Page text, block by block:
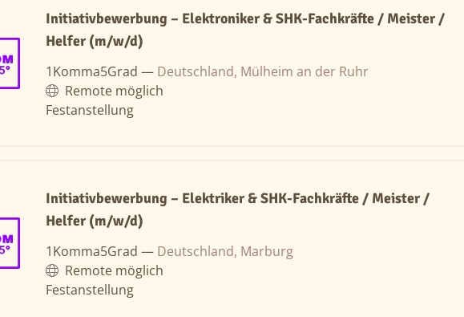
Initiativbewerbung – Elektroniker & SHK-Fachkräfte / Meister /
Helfer (m/w/d)
1Komma5Grad — Deutschland, Mülheim an der Ruhr
Remote möglich
Festanstellung
Initiativbewerbung – Elektriker & SHK-Fachkräfte / Meister /
Helfer (m/w/d)
1Komma5Grad — Deutschland, Marburg
Remote möglich
Festanstellung